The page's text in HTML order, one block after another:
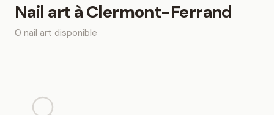
Nail artàClermont-Ferrand
0 nail art disponible